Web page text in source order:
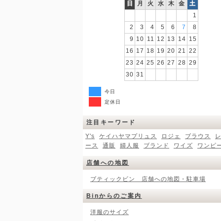
日
月 火 水 木 金
土
1
2
3 4 5 6 7
8
9 10 11 12 13 14 15
16 17 18 19 20 21 22
23 24 25 26 27 28 29
30 31
今日
定休日
注目キーワード
Y's
ケイハヤマプリュス ロジェ ブラウス
ース
通販 婦人服 ブランド ワイズ ワンピ
店舗への地図
ブティックビン 店舗への地図・駐車場
Binからのご案内
洋服のサイズ